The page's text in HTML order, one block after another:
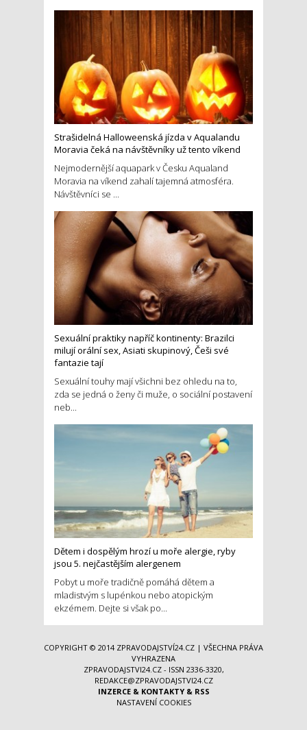
Strašidelná Halloweenská jízda v Aqualandu
Moravia čeká na návštěvníky už tento víkend
Nejmodernější aquapark v Česku Aqualand
Moravia na víkend zahalí tajemná atmosféra.
Návštěvníci se ...
Sexuální praktiky napříč kontinenty: Brazilci
milují orální sex, Asiati skupinový, Češi své
fantazie tají
Sexuální touhy mají všichni bez ohledu na to,
zda se jedná o ženy či muže, o sociální postavení
neb...
Dětem i dospělým hrozí u moře alergie, ryby
jsou 5. nejčastějším alergenem
Pobyt u moře tradičně pomáhá dětem a
mladistvým s lupénkou nebo atopickým
ekzémem. Dejte si však po...
COPYRIGHT © 2014 ZPRAVODAJSTVÍ24.CZ | VŠECHNA PRÁVA
VYHRAZENA
ZPRAVODAJSTVI24.CZ - ISSN 2336-3320,
REDAKCE@ZPRAVODAJSTVI24.CZ
INZERCE& KONTAKTY& RSS
NASTAVENÍ COOKIES